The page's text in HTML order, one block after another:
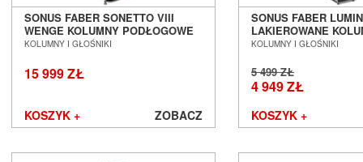
WiiM
Wilson
Wilson Audio
Woo Audio
X-GIMI
ZMF
SONUS FABER SONETTO VIII
WENGE KOLUMNY PODŁOGOWE
SALON POZNAŃ WROCŁAW
KOLUMNY I GŁOŚNIKI
15 999 ZŁ
KOSZYK + ZOBACZ
SONUS FABER
LAKIEROWANE
PODŁOGOWE
KOLUMNY I GŁOŚNIKI
5 499 ZŁ
4 949 ZŁ
KOSZYK +